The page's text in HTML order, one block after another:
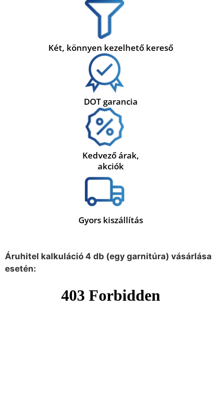
Két, könnyen kezelhető kereső
DOT garancia
Kedvező árak,
akciók
Gyors kiszállítás
Áruhitel kalkuláció 4 db (egy garnitúra) vásárlása
esetén: